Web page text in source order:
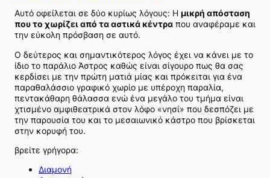
Αυτό οφείλεται σε δύο κυρίως λόγους: Η μικρή απόσταση
που το χωρίζει από τα αστικά κέντρα που αναφέραμε και
την εύκολη πρόσβαση σε αυτό.
Ο δεύτερος και σημαντικότερος λόγος έχει να κάνει με το
ίδιο το παράλιο Άστρος καθώς είναι σίγουρο πως θα σας
κερδίσει με την πρώτη ματιά μίας και πρόκειται για ένα
παραθαλάσσιο γραφικό χωρίο με υπέροχη παραλία,
πεντακάθαρη θάλασσα ενώ ένα μεγάλο του τμήμα είναι
χτισμένο αμφιθεατρικά στον λόφο «νησί» που δεσπόζει με
την παρουσία του και το μεσαιωνικό κάστρο που βρίσκεται
στην κορυφή του.
βρείτε γρήγορα:
Διαμονή